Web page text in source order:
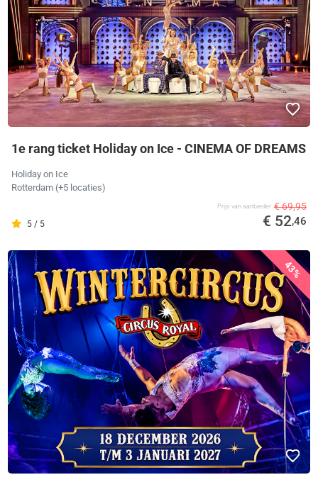
1e rang ticket Holiday on Ice - CINEMA OF DREAMS
Holiday on Ice
Rotterdam (+5 locaties)
5 / 5
Prijs van aanbieder € 69,95
€ 52,46
43%